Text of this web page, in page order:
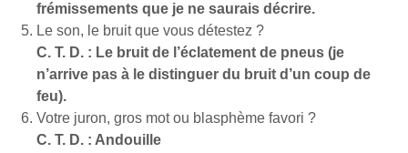
frémissements que je ne saurais décrire.
Le son, le bruit que vous détestez ?
C. T. D. : Le bruit de l’éclatement de pneus (je
n’arrive pas à le distinguer du bruit d’un coup de
feu).
Votre juron, gros mot ou blasphème favori ?
C. T. D. : Andouille